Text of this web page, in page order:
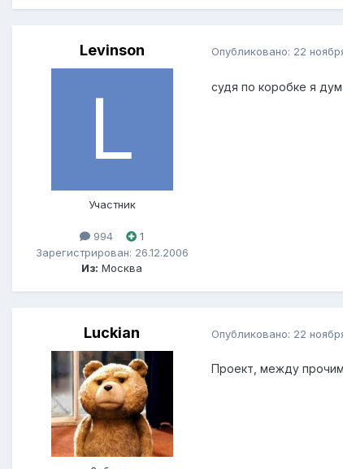
Levinson
Участник
994
1
Зарегистрирован: 26.12.2006
Из: Москва
Опубликовано: 22
судя по коробке я
Luckian Опубликовано: 22
Проект, между